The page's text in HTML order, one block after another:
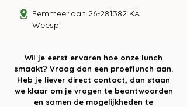
Eemmeerlaan 26-281382 KA
Weesp
Wil je eerst ervaren hoe onze lunch
smaakt? Vraag dan een proeflunch aan.
Heb je liever direct contact, dan staan
we klaar om je vragen te beantwoorden
en samen de mogelijkheden te